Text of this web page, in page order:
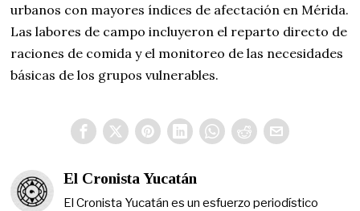
urbanos con mayores índices de afectación en Mérida.
Las labores de campo incluyeron el reparto directo de
raciones de comida y el monitoreo de las necesidades
básicas de los grupos vulnerables.
El Cronista Yucatán
El Cronista Yucatán es un esfuerzo periodístico